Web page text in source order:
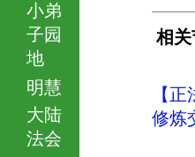
小弟
子园
地
明慧
大陆
法会
相关
【
修炼